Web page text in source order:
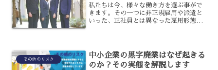
私たちは今、様々な働き方を選ぶ事がで
きます。その一つに非正規雇用や派遣と
いった、正社員とは異なった雇用形態が
ナウィルスの影響で明ら...
その他のリスク
中小企業の黒字廃業はなぜ起きる
のか？その実態を解説します